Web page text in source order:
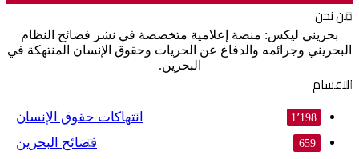
من نحن
بحريني ليكس: منصة إعلامية متخصصة في نشر فضائح النظام
البحريني وجرائمه والدفاع عن الحريات وحقوق الإنسان المنتهكة في
البحرين.
الاقسام
انتهاكات حقوق الإنسان 1٬198
فضائح البحرين 659